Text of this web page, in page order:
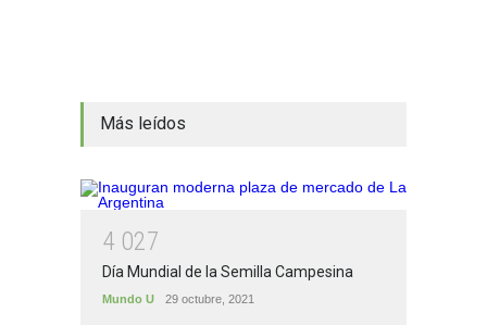
Más leídos
4 027
Día Mundial de la Semilla Campesina
Mundo U 29 octubre, 2021